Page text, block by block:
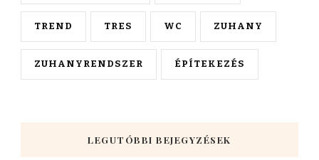
TREND TRES WC ZUHANY
ZUHANYRENDSZER ÉPÍTEKEZÉS
LEGUTÓBBI BEJEGYZÉSEK